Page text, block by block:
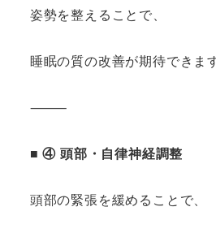
姿勢を整えることで、
睡眠の質の改善が期待できま
⸻
■ ④ 頭部・自律神経調整
頭部の緊張を緩めることで、